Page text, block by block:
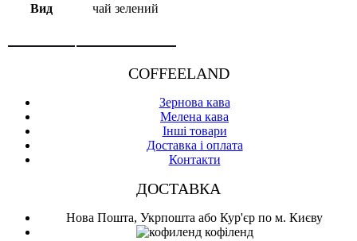
Вид чай зелений
COFFEELAND
Зернова кава
Мелена кава
Інші товари
Доставка і оплата
Контакти
ДОСТАВКА
Нова Пошта, Укрпошта або Кур'єр по м. Києву